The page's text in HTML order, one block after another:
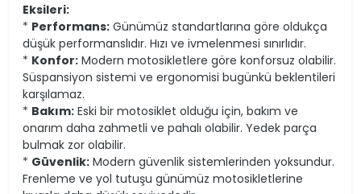
Eksileri:
* Performans: Günümüz standartlarına göre oldukça
düşük performanslıdır. Hızı ve ivmelenmesi sınırlıdır.
* Konfor: Modern motosikletlere göre konforsuz olabilir.
Süspansiyon sistemi ve ergonomisi bugünkü beklentileri
karşılamaz.
* Bakım: Eski bir motosiklet olduğu için, bakım ve
onarım daha zahmetli ve pahalı olabilir. Yedek parça
bulmak zor olabilir.
* Güvenlik: Modern güvenlik sistemlerinden yoksundur.
Frenleme ve yol tutuşu günümüz motosikletlerine